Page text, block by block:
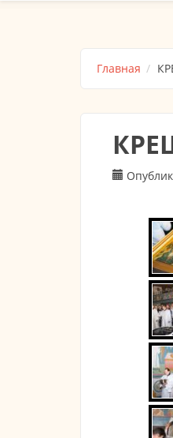
Главная